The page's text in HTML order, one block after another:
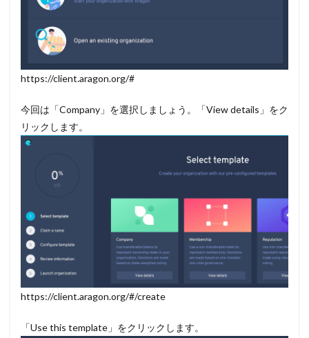
https://client.aragon.org/#
今回は「Company」を選択しましょう。「View details」をク
リックします。
https://client.aragon.org/#/create
「Use this template」をクリックします。